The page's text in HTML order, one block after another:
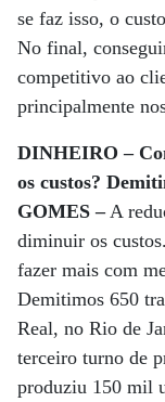
se faz isso, o
No final,
competitivo ao
principalmente
DINHEIRO –
os custos?
GOMES –A
diminuir os
fazer mais com
Demitimos 650
Real, no Rio de
terceiro turno de
produziu 150 mil